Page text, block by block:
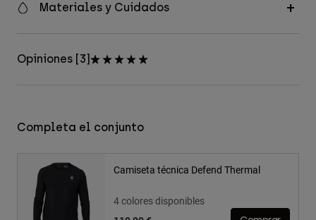
Materiales y Cuidados
Opiniones [3]
Completa el conjunto
Camiseta técnica Defend Thermal
4 colores disponibles